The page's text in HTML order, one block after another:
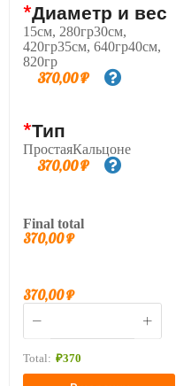
*Диаметр и вес
15см, 280гр30см,
420гр35см, 640гр40см,
820гр
370,00₽
*Тип
ПростаяКальцоне
370,00₽
Final total
370,00₽
370,00₽
Total: ₽370